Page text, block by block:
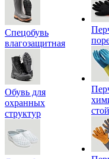
Спецобувь
влагозащитная
Обувь для
охранных
структур